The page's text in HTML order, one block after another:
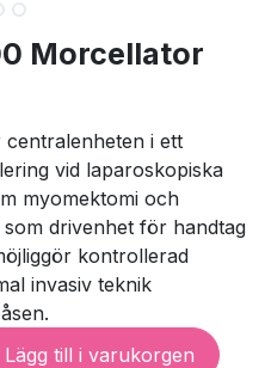
Morcellator
i ett
vid laparoskopiska
myomektomi och
drivenhet för handtag
kontrollerad
invasiv teknik
Lägg till i varukorgen